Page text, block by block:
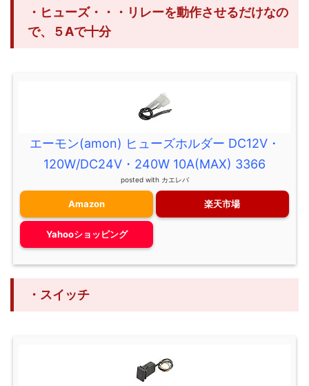
・ヒューズ・・・リレーを動作させるだけなの
で、５Aで十分
エーモン(amon) ヒューズホルダー DC12V・
120W/DC24V・240W 10A(MAX) 3366
posted with カエレバ
Amazon 楽天市場
Yahooショッピング
・スイッチ